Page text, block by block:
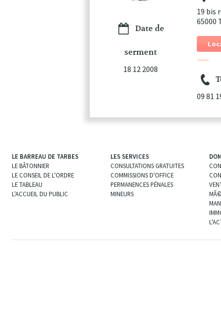
Date de
serment
18 12 2008
19 bis
65000
09 81
LE BARREAU DE TARBES
LE BÂTONNIER
LE CONSEIL DE L'ORDRE
LE TABLEAU
L'ACCUEIL DU PUBLIC
LES SERVICES
CONSULTATIONS GRATUITES
COMMISSIONS D'OFFICE
PERMANENCES PÉNALES
MINEURS